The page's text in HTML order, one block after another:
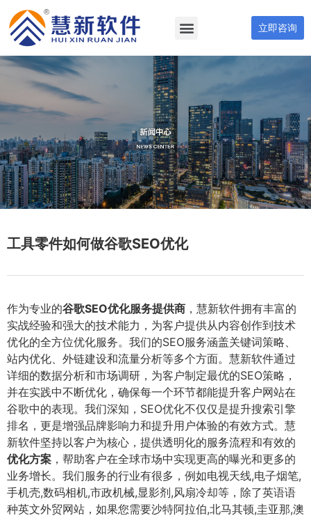
立即咨询
工具零件如何做谷歌SEO优化
作为专业的谷歌SEO优化服务提供商 ，慧新软件拥有丰富的
实战经验和强大的技术能力，为客户提供从内容创作到技术
优化的全方位优化服务。我们的SEO服务涵盖关键词策略、
站内优化、外链建设和流量分析等多个方面。慧新软件通过
详细的数据分析和市场调研，为客户制定最优的SEO策略，
并在实践中不断优化，确保每一个环节都能提升客户网站在
谷歌中的表现。我们深知，SEO优化不仅仅是提升搜索引擎
排名，更是增强品牌影响力和提升用户体验的有效方式。慧
新软件坚持以客户为核心，提供透明化的服务流程和有效的
优化方案 ，帮助客户在全球市场中实现更高的曝光和更多的
业务增长。我们服务的行业有很多，例如电视天线,电子烟笔,
手机壳,数码相机,市政机械,显影剂,风扇冷却等，除了英语语
种英文外贸网站，如果您需要沙特阿拉伯,北马其顿,圭亚那,澳